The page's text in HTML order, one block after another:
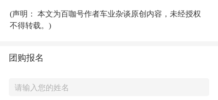
(声明： 本文为百咖号作者车业杂谈原创内容，未经授权
不得转载。)
团购报名